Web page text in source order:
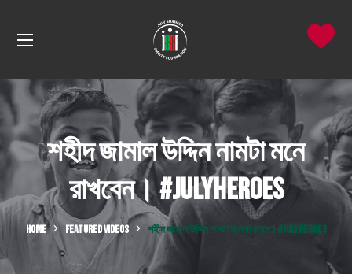
শহীদ জামাল উদ্দিন নামটা মনে
রাখবেন। #JulyHeroes
HOME FEATURED VIDEOS শহীদ জামাল উদ্দিন নামটা মনে রাখবেন। #JULYHEROES